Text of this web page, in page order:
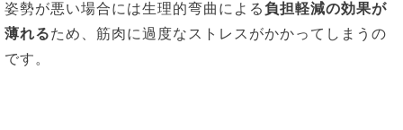
姿勢が悪い場合には生理的弯曲による負担軽減の効果が
薄れるため、筋肉に過度なストレスがかかってしまうの
です。